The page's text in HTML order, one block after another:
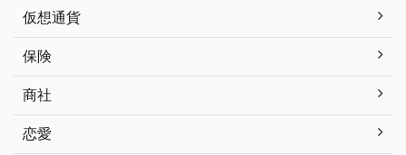
仮想通貨
保険
商社
恋愛